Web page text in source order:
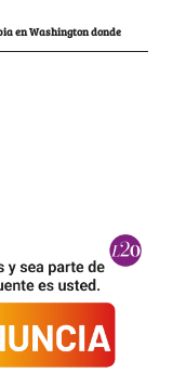
en Washington donde